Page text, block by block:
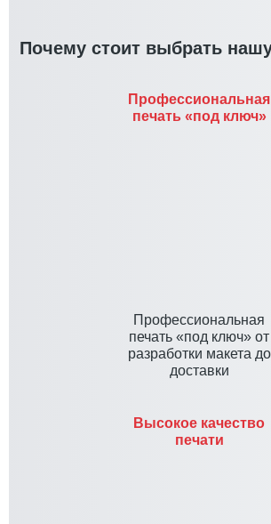
Почему стоит выбрать
Профессиональная
печать «под ключ»
Профессиональная
печать «под ключ» от
разработки макета до
доставки
Высокое качество
печати